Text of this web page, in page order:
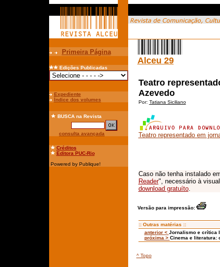
Primeira Página
Edições Publicadas
Expediente
Índice dos volumes
BUSCAna Revista
consulta avançada
Créditos
Editora PUC-Rio
Powered by Publique!
Alceu 29
Teatro
Azevedo
Por: Tatiana Siciliano
Teatro representado em
Caso não tenha instalado
Reader", necessário à
download gratuíto.
Versão para impressão:
:: Outras matérias ::
anterior < Jornalismo e crítica
próxima > Cinema e literatura:
^ Topo